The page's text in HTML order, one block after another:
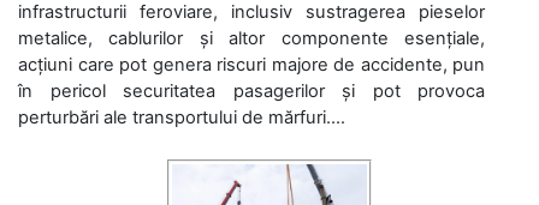
infrastructurii feroviare, inclusiv sustragerea pieselor
metalice, cablurilor și altor componente esențiale,
acțiuni care pot genera riscuri majore de accidente, pun
în pericol securitatea pasagerilor și pot provoca
perturbări ale transportului de mărfuri....